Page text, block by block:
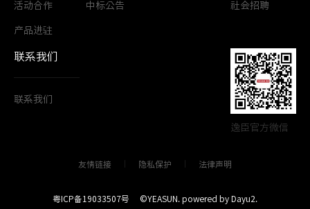
活动合作
产品进驻
中标公告 社会招聘
联系我们
联系我们
逸臣官方微信
友情链接 隐私保护 法律声明
粤ICP备19033507号 ©YEASUN. powered by Dayu2.